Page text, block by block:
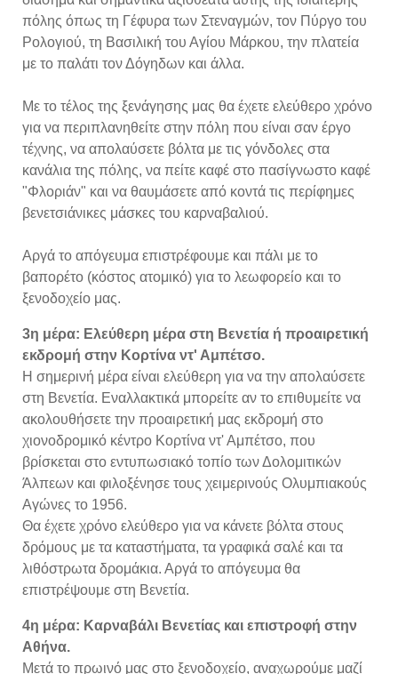
πόλης όπως τη Γέφυρα των Στεναγμών, τον Πύργο του
Ρολογιού, τη Βασιλική του Αγίου Μάρκου, την πλατεία
με το παλάτι τον Δόγηδων και άλλα.
Με το τέλος της ξενάγησης μας θα έχετε ελεύθερο χρόνο
για να περιπλανηθείτε στην πόλη που είναι σαν έργο
τέχνης, να απολαύσετε βόλτα με τις γόνδολες στα
κανάλια της πόλης, να πείτε καφέ στο πασίγνωστο καφέ
"Φλοριάν" και να θαυμάσετε από κοντά τις περίφημες
βενετσιάνικες μάσκες του καρναβαλιού.
Αργά το απόγευμα επιστρέφουμε και πάλι με το
βαπορέτο (κόστος ατομικό) για το λεωφορείο και το
ξενοδοχείο μας.
3η μέρα: Ελεύθερη μέρα στη Βενετία ή προαιρετική
εκδρομή στην Κορτίνα ντ' Αμπέτσο.
Η σημερινή μέρα είναι ελεύθερη για να την απολαύσετε
στη Βενετία. Εναλλακτικά μπορείτε αν το επιθυμείτε να
ακολουθήσετε την προαιρετική μας εκδρομή στο
χιονοδρομικό κέντρο Κορτίνα ντ' Αμπέτσο, που
βρίσκεται στο εντυπωσιακό τοπίο των Δολομιτικών
Άλπεων και φιλοξένησε τους χειμερινούς Ολυμπιακούς
Αγώνες το 1956.
Θα έχετε χρόνο ελεύθερο για να κάνετε βόλτα στους
δρόμους με τα καταστήματα, τα γραφικά σαλέ και τα
λιθόστρωτα δρομάκια. Αργά το απόγευμα θα
επιστρέψουμε στη Βενετία.
4η μέρα: Καρναβάλι Βενετίας και επιστροφή στην
Αθήνα.
Μετά το πρωινό μας στο ξενοδοχείο, αναχωρούμε μαζί